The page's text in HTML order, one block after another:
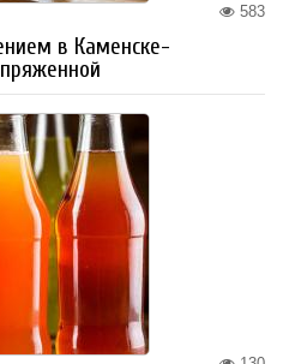
583
в Каменске-